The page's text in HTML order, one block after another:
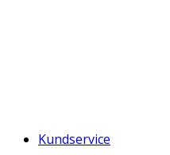
Kundservice